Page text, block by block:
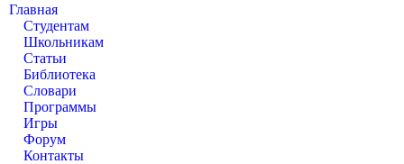
Главная
Студентам
Школьникам
Статьи
Библиотека
Словари
Программы
Игры
Форум
Контакты